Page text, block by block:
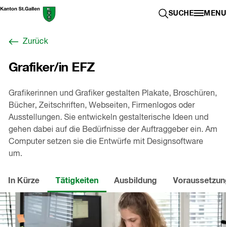
Zum
Berufswahl-
Startseite
SUCHE
SUCHE MENU
Zurück
Grafiker/in EFZ
Grafikerinnen und Grafiker gestalten Plakate, Broschüren,
Bücher, Zeitschriften, Webseiten, Firmenlogos oder
Ausstellungen. Sie entwickeln gestalterische Ideen und
gehen dabei auf die Bedürfnisse der Auftraggeber ein. Am
Computer setzen sie die Entwürfe mit Designsoftware
um.
In Kürze Tätigkeiten Ausbildung